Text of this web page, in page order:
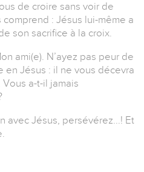
de croire sans voir de
: Jésus lui-même a
son sacrifice à la croix.
ami(e). N’ayez pas peur de
en Jésus : il ne vous décevra
a-t-il jamais
avec Jésus, persévérez...! Et